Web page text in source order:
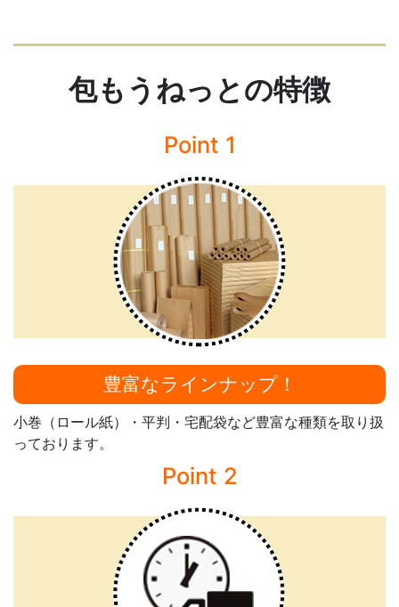
包もうねっとの特徴
Point 1
豊富なラインナップ！
小巻（ロール紙）・平判・宅配袋など豊富な種類を取り扱
っております。
Point 2